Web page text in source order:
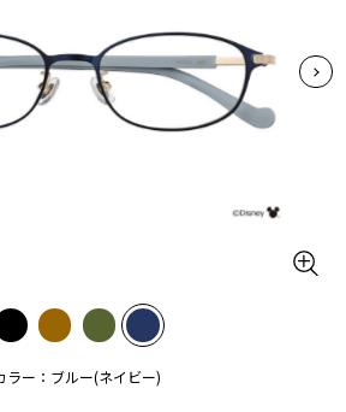
ラー：ブルー(ネイビー)